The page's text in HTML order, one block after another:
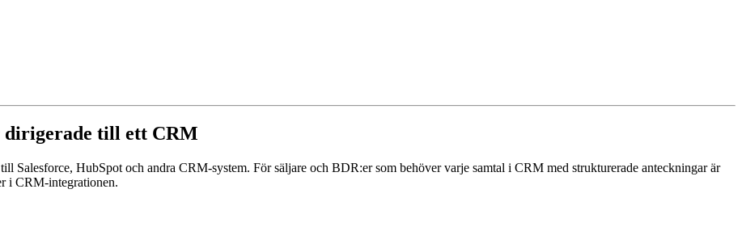
dirigerade till ett CRM
Salesforce, HubSpot och andra CRM-system. För säljare och BDR:er som behöver varje samtal i CRM med strukturerade anteckningar är
i CRM-integrationen.